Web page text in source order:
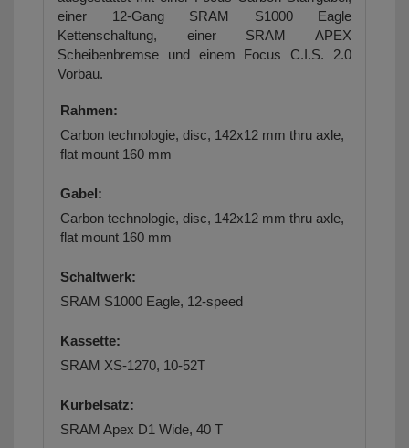
einer 12-Gang SRAM S1000 Eagle
Kettenschaltung, einer SRAM APEX
Scheibenbremse und einem Focus C.I.S. 2.0
Vorbau.
Rahmen:
Carbon technologie, disc, 142x12 mm thru axle,
flat mount 160 mm
Gabel:
Carbon technologie, disc, 142x12 mm thru axle,
flat mount 160 mm
Schaltwerk:
SRAM S1000 Eagle, 12-speed
Kassette:
SRAM XS-1270, 10-52T
Kurbelsatz:
SRAM Apex D1 Wide, 40 T